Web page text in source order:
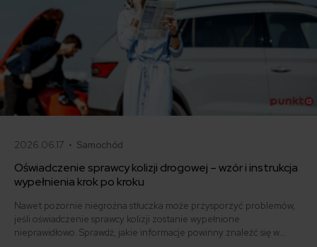
2026.06.17 • Samochód
Oświadczenie sprawcy kolizji drogowej – wzór i instrukcja
wypełnienia krok po kroku
Nawet pozornie niegroźna stłuczka może przysporzyć problemów,
jeśli oświadczenie sprawcy kolizji zostanie wypełnione
nieprawidłowo. Sprawdź, jakie informacje powinny znaleźć się w